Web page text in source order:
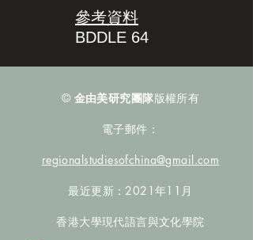
參考資料
BDDLE 64
© 金由美研究團隊版權所有
電子郵件：
regionalstudiesofchina@gmail.com
最近更新：2021年11月
香港大學現代語言與文化學院